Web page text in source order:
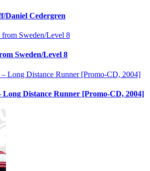
Daniel Cedergren
Sweden/Level 8
Long Distance Runner [Promo-CD, 2004]